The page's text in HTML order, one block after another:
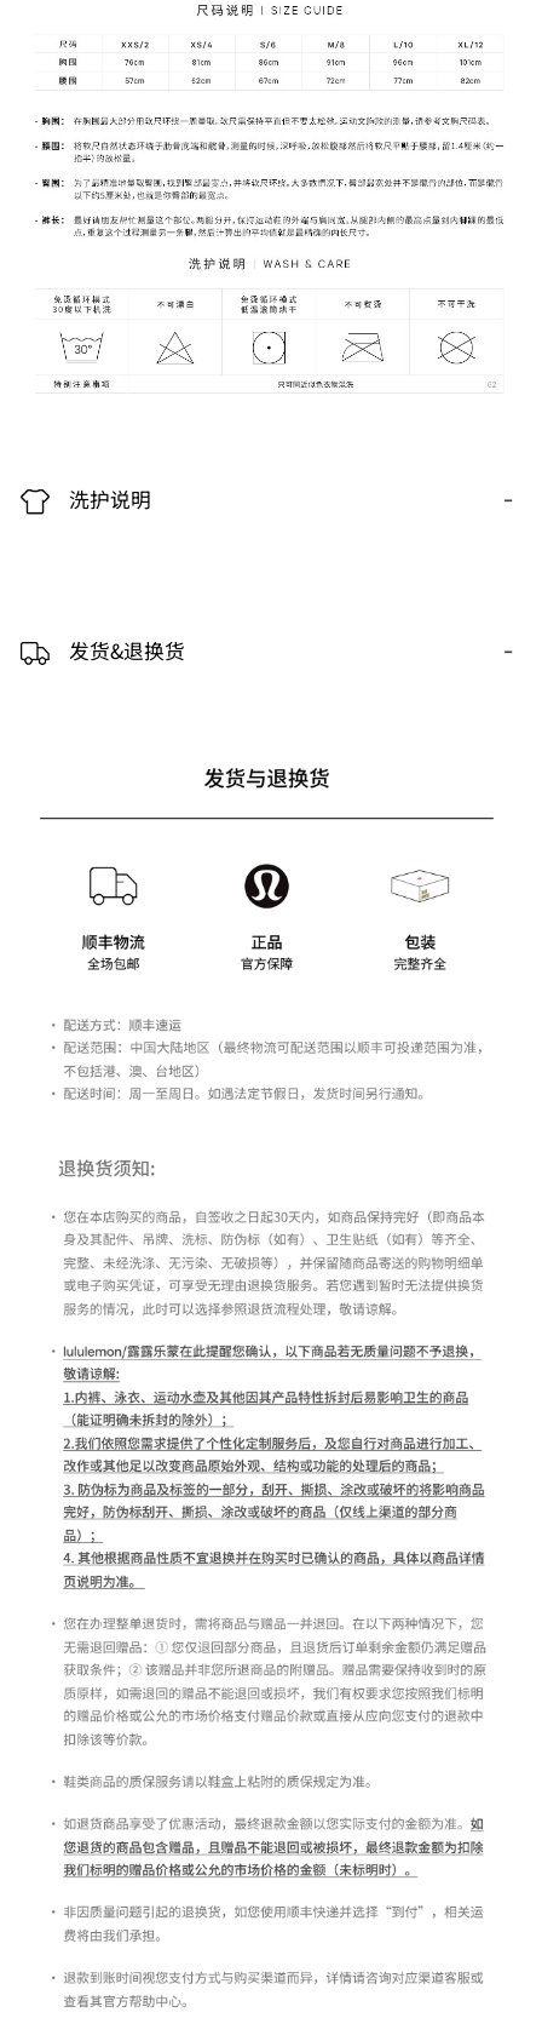
洗护说明 -
发货&退换货 -